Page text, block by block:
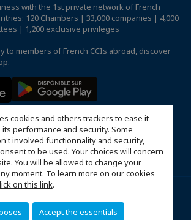
cookies and others trackers to ease it
performance and security. Some
involved functionnality and security,
to be used. Your choices will concern
You will be allowed to change your
moment. To learn more on our cookies
on this link.
Accept the essentials
with the 1st private network of French
120 Chambers | 33,000 companies | 4,000
| 1,200 exclusive privileges
to members of French CCIs abroad, discover
.